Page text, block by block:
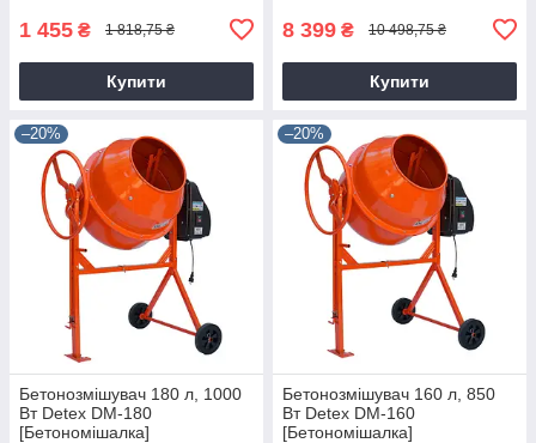
1 455 ₴ 1 818,75 ₴
Купити
8 399 ₴ 10 498,75 ₴
Купити
–20%
Бетонозмішувач 180 л, 1000
Вт Detex DM-180
[Бетономішалка]
–20%
Бетонозмішувач 160 л, 850
Вт Detex DM-160
[Бетономішалка]